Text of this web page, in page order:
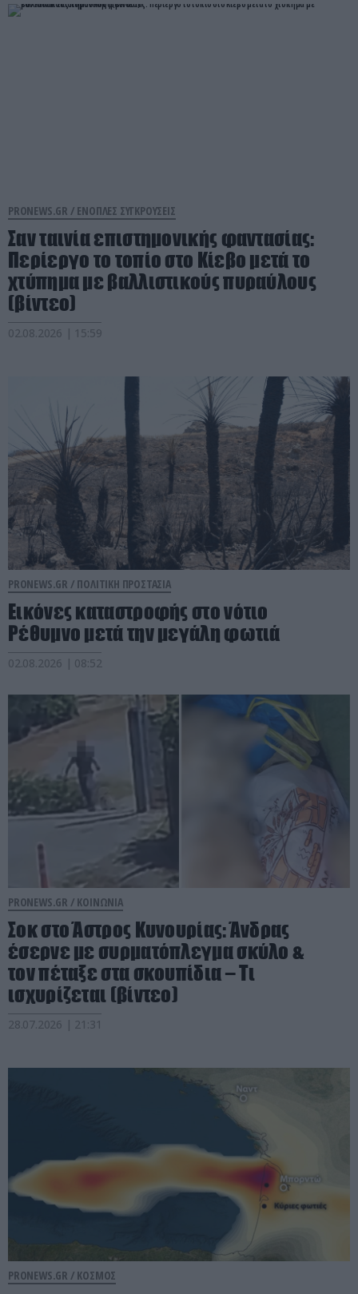
PRONEWS.GR / ΕΝΟΠΛΕΣ ΣΥΓΚΡΟΥΣΕΙΣ
Σαν ταινία επιστημονικής φαντασίας:
Περίεργο το τοπίο στο Κίεβο μετά το
χτύπημα με βαλλιστικούς πυραύλους
(βίντεο)
02.08.2026 | 15:59
PRONEWS.GR / ΠΟΛΙΤΙΚΗ ΠΡΟΣΤΑΣΙΑ
Εικόνες καταστροφής στο νότιο
Ρέθυμνο μετά την μεγάλη φωτιά
02.08.2026 | 08:52
PRONEWS.GR / ΚΟΙΝΩΝΙΑ
Σοκ στο Άστρος Κυνουρίας: Άνδρας
έσερνε με συρματόπλεγμα σκύλο &
τον πέταξε στα σκουπίδια – Τι
ισχυρίζεται (βίντεο)
28.07.2026 | 21:31
PRONEWS.GR / ΚΟΣΜΟΣ